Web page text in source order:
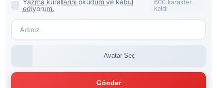
ediyorum.
600 karakter
kaldı
Avatar Seç
Gönder